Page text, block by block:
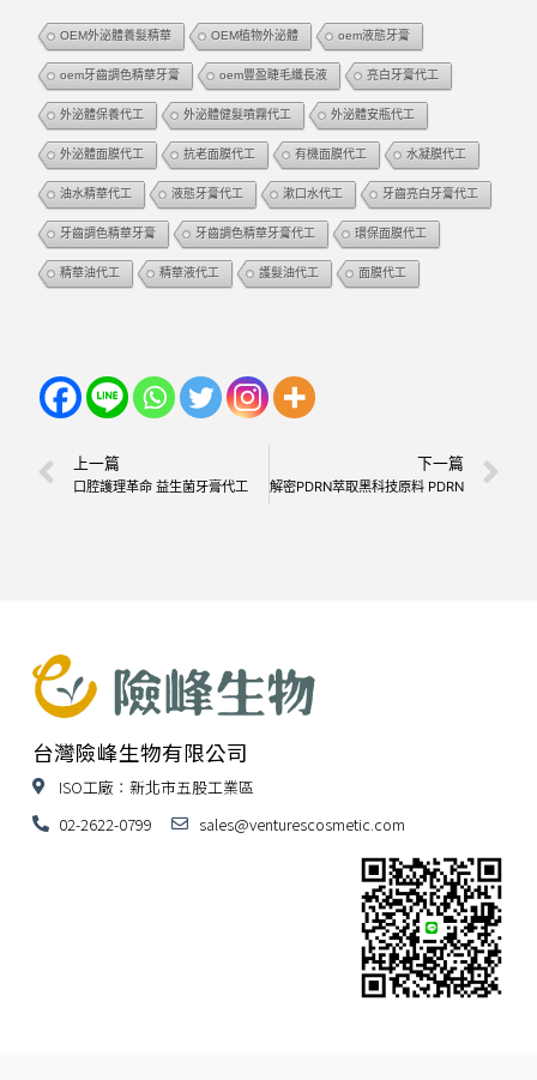
OEM外泌體養髮精華 OEM植物外泌體 oem液態牙膏
oem牙齒調色精華牙膏 oem豐盈睫毛纖長液 亮白牙膏代工
外泌體保養代工 外泌體健髮噴霧代工 外泌體安瓶代工
外泌體面膜代工 抗老面膜代工 有機面膜代工 水凝膜代工
油水精華代工 液態牙膏代工 漱口水代工 牙齒亮白牙膏代工
牙齒調色精華牙膏 牙齒調色精華牙膏代工 環保面膜代工
精華油代工 精華液代工 護髮油代工 面膜代工
上一篇
口腔護理革命 益生菌牙膏代工
下一篇
解密PDRN萃取黑科技原料 PDRN
台灣險峰生物有限公司
ISO工廠：新北市五股工業區
02-2622-0799
sales@venturescosmetic.com